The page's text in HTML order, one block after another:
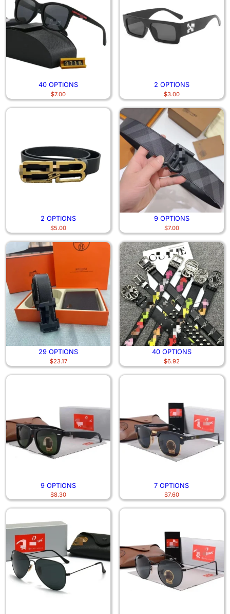
40 OPTIONS
$7.00
2 OPTIONS
$3.00
2 OPTIONS
$5.00
9 OPTIONS
$7.00
29 OPTIONS
$23.17
40 OPTIONS
$6.92
9 OPTIONS
$8.30
7 OPTIONS
$7.60